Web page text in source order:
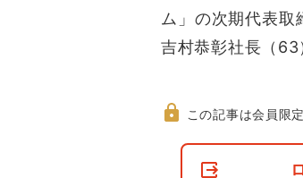
ム」の次期代表取
吉村恭彰社長（
この記事は会員限